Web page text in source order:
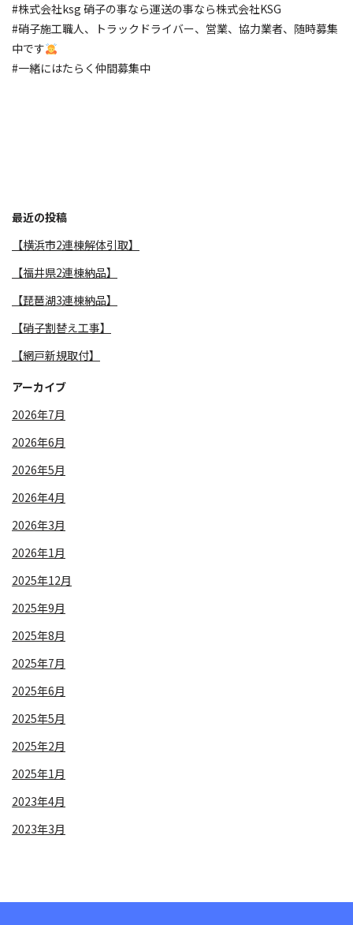
#株式会社ksg 硝子の事なら運送の事なら株式会社KSG
#硝子施工職人、トラックドライバー、営業、協力業者、随時募集
中です
#一緒にはたらく仲間募集中
最近の投稿
【横浜市2連棟解体引取】
【福井県2連棟納品】
【琵琶湖3連棟納品】
【硝子割替え工事】
【網戸新規取付】
アーカイブ
2026年7月
2026年6月
2026年5月
2026年4月
2026年3月
2026年1月
2025年12月
2025年9月
2025年8月
2025年7月
2025年6月
2025年5月
2025年2月
2025年1月
2023年4月
2023年3月